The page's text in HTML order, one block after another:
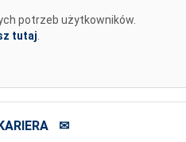
potrzeb użytkowników.
tutaj
✉